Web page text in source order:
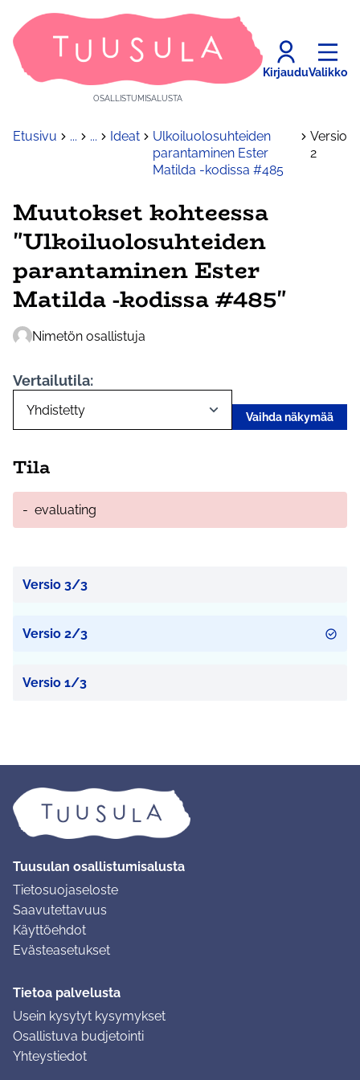
OSALLISTUMISALUSTA
KirjauduValikko
Etusivu ... ... Ideat
Ulkoiluolosuhteiden
parantaminen Ester
Matilda -kodissa #485
Versio
2
Muutokset kohteessa
"Ulkoiluolosuhteiden
parantaminen Ester
Matilda -kodissa #485"
Nimetön osallistuja
Vertailutila:
Vaihda näkymää
Tila
- evaluating
Versio 3/3
Versio 2/3
Versio 1/3
Tuusulan osallistumisalusta
Tietosuojaseloste
Saavutettavuus
Käyttöehdot
Evästeasetukset
Tietoa palvelusta
Usein kysytyt kysymykset
Osallistuva budjetointi
Yhteystiedot